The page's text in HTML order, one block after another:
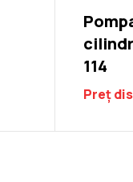
114
Preț